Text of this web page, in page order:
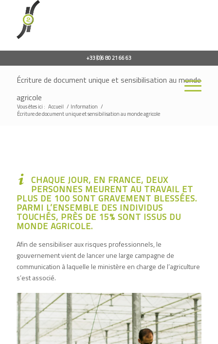
+33 (0)6 80 21 66 63
Écriture de document unique et sensibilisation au monde
agricole
Vous êtes ici : Accueil / Information /
Écriture de document unique et sensibilisation au monde agricole
CHAQUE JOUR, EN FRANCE, DEUX
PERSONNES MEURENT AU TRAVAIL ET
PLUS DE 100 SONT GRAVEMENT BLESSÉES.
PARMI L’ENSEMBLE DES INDIVIDUS
TOUCHÉS, PRÈS DE 15% SONT ISSUS DU
MONDE AGRICOLE.
Afin de sensibiliser aux risques professionnels, le
gouvernement vient de lancer une large campagne de
communication à laquelle le ministère en charge de l’agriculture
s’est associé.